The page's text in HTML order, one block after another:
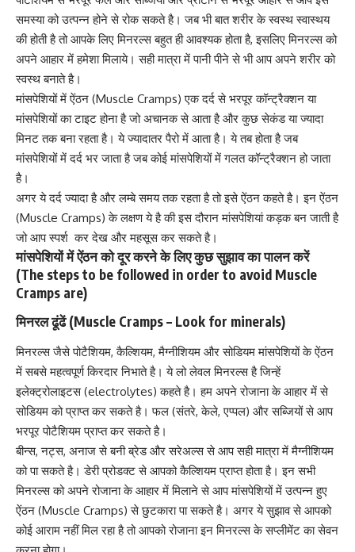
समस्या को उत्पन्न होने से रोक सकते है। जब भी बात शरीर के स्वस्थ स्वास्थय
की होती है तो आपके लिए मिनरल्स बहुत ही आवश्यक होता है, इसलिए मिनरल्स को
अपने आहार में हमेशा मिलाये। सही मात्रा में पानी पीने से भी आप अपने शरीर को
स्वस्थ बनाते है।
मांसपेशियों में ऐंठन (Muscle Cramps) एक दर्द से भरपूर कॉन्ट्रैक्शन या
मांसपेशियों का टाइट होना है जो अचानक से आता है और कुछ सेकंड या ज्यादा
मिनट तक बना रहता है। ये ज्यादातरपैरो में आता है। ये तब होता है जब
मांसपेशियों में दर्द भर जाता है जब कोई मांसपेशियों में गलत कॉन्ट्रैक्शन हो जाता
है।
अगर ये दर्द ज्यादा हैऔर लम्बे समय तक रहता है तो इसे ऐंठन कहते है। इन ऐंठन
(Muscle Cramps) के लक्षण ये है की इस दौरान मांसपेशियां कड़क बन जाती है
जो आप स्पर्श कर देख और महसूस कर सकते है।
मांसपेशियों में ऐंठन को दूर करने के लिए कुछ सुझाव का पालन करें
(The steps to be followed in order to avoid Muscle
Cramps are)
मिनरल ढूंढें (Muscle Cramps – Look for minerals)
मिनरल्स जैसेपोटैशियम,कैल्शियम,मैग्नीशियम औरसोडियममांसपेशियों के ऐंठन
में सबसे महत्वपूर्ण किरदार निभाते है। ये लो लेवल मिनरल्स है जिन्हें
इलेक्ट्रोलाइटस (electrolytes) कहते है। हम अपने रोजाना के आहार में से
सोडियम को प्राप्त कर सकते है। फल (संतरे, केले, एप्पल) और सब्जियों से आप
भरपूर पोटैशियम प्राप्त कर सकते है।
बीन्स, नट्स, अनाज से बनी ब्रेड और सरेअल्स से आप सही मात्रा मेंमैग्नीशियम
को पा सकते है। डेरी प्रोडक्ट से आपको कैल्शियम प्राप्त होता है। इन सभी
मिनरल्स को अपने रोजाना के आहार में मिलाने से आप मांसपेशियों में उत्पन्न हुए
ऐंठन (Muscle Cramps) से छुटकारा पा सकते है। अगर ये सुझाव से आपको
कोई आराम नहीं मिल रहा है तो आपको रोजाना इन मिनरल्स के सप्लीमेंट का सेवन